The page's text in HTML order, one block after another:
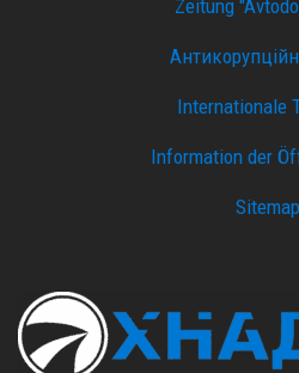
Zeitung
Internationale
Information der
Sitemap